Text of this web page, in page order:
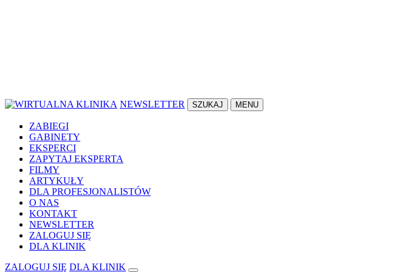
NEWSLETTER SZUKAJ MENU
ZABIEGI
GABINETY
EKSPERCI
ZAPYTAJ EKSPERTA
FILMY
ARTYKUŁY
DLA PROFESJONALISTÓW
O NAS
KONTAKT
NEWSLETTER
ZALOGUJ SIĘ
DLA KLINIK
ZALOGUJ SIĘ DLA KLINIK